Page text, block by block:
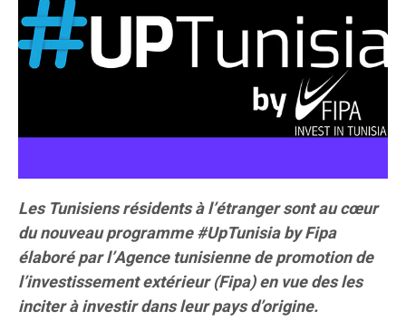
Les Tunisiens résidents à l’étranger sont au cœur
du nouveau programme #UpTunisia by Fipa
élaboré par l’Agence tunisienne de promotion de
l’investissement extérieur (Fipa) en vue des les
inciter à investir dans leur pays d’origine.